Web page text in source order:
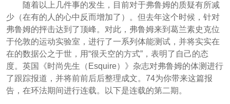
随着以上几件事的发生，目前对于弗鲁姆的质疑有所减
少（在有的人的心中反而增加了）。但去年这个时候，针对
弗鲁姆的抨击达到了顶峰。对此，弗鲁姆来到葛兰素史克位
于伦敦的运动实验室，进行了一系列体能测试，并将实实在
在的数据公之于世，用“很天空的方式”，表明了自己的态
度。英国《时尚先生（Esquire）》杂志对弗鲁姆的体测进行
了跟踪报道，并将前前后后整理成文。74为你带来这篇报
告，在环法期间进行连载。以下是连载的第二期。